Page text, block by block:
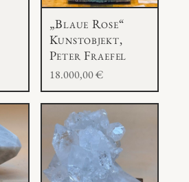
„Blaue Rose“
Kunstobjekt,
Peter Fraefel
18.000,00€